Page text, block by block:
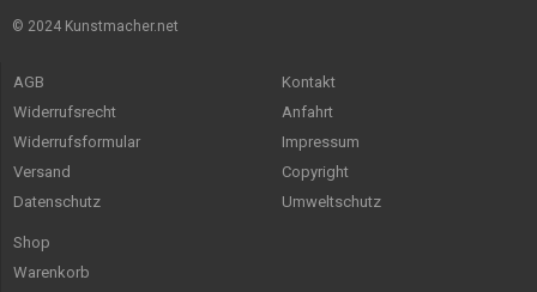
© 2024 Kunstmacher.net
AGB
Widerrufsrecht
Widerrufsformular
Versand
Datenschutz
Kontakt
Anfahrt
Impressum
Copyright
Umweltschutz
Shop
Warenkorb